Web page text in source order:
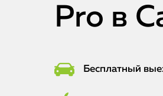
Pro в
Бесплатный